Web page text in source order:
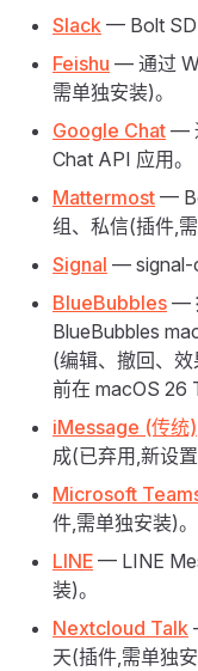
Slack — Bolt
Feishu — 通过
需单独安装)。
Google Chat —
Chat API 应用。
Mattermost —
组、私信(插件,需
Signal — signal-
BlueBubbles —
BlueBubbles
(编辑、撤回、
前在 macOS 26
iMessage (传统)
成(已弃用,新设
Microsoft
件,需单独安装)。
LINE — LINE
装)。
Nextcloud Talk
天(插件,需单独安